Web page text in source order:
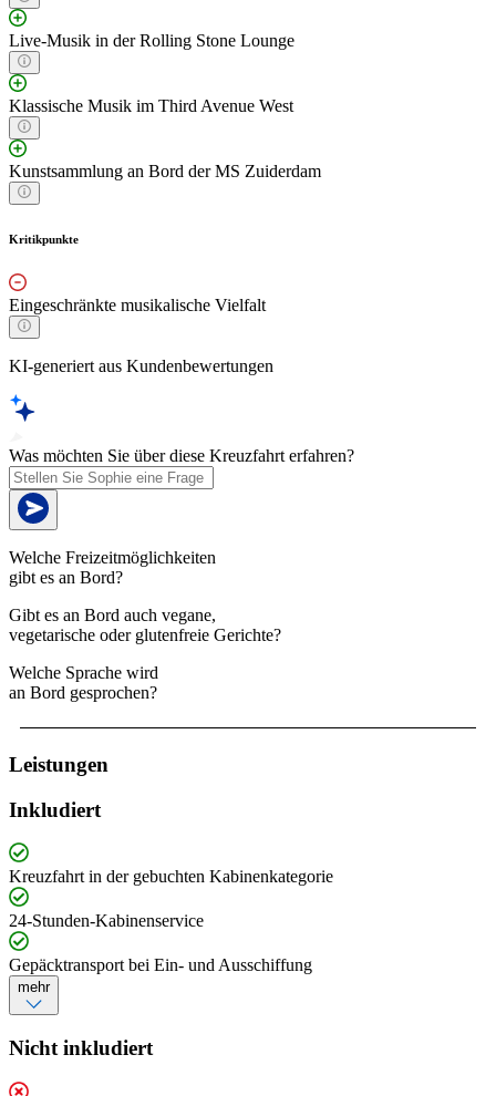
Live-Musik in der Rolling Stone Lounge
Klassische Musik im Third Avenue West
Kunstsammlung an Bord der MS Zuiderdam
Kritikpunkte
Eingeschränkte musikalische Vielfalt
KI-generiert aus Kundenbewertungen
Was möchten Sie über diese Kreuzfahrt erfahren?
Welche Freizeitmöglichkeiten
gibt es an Bord?
Gibt es an Bord auch vegane,
vegetarische oder glutenfreie Gerichte?
Welche Sprache wird
an Bord gesprochen?
Leistungen
Inkludiert
Kreuzfahrt in der gebuchten Kabinenkategorie
24-Stunden-Kabinenservice
Gepäcktransport bei Ein- und Ausschiffung
mehr
Nicht inkludiert